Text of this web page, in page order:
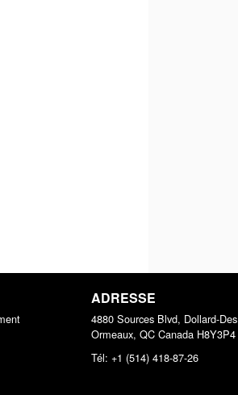
ADRESSE
4880 Sources Blvd, Dollard-Des
Ormeaux, QC Canada H8Y3P4
Tél: +1 (514) 418-87-26